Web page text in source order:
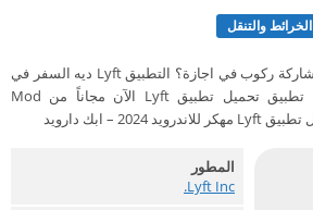
الخرائط والتنقل
تحتاج إلى ركوب أو تطبيق مشاركة ركوب في اجازة؟ التطبيق Lyft ديه السفر في
متناول الجميع!. قم بتحميل تطبيق تحميل تطبيق Lyft الآن مجاناً من Mod
المطور
Lyft Inc.‏